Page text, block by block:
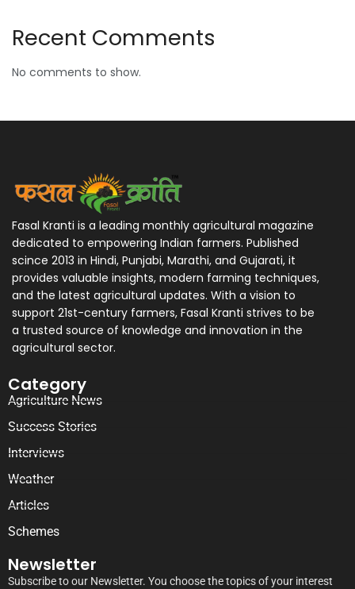
Recent Comments
No comments to show.
Fasal Kranti is a leading monthly agricultural magazine
dedicated to empowering Indian farmers. Published
scince 2013 in Hindi, Punjabi, Marathi, and Gujarati, it
provides valuable insights, modern farming techniques,
and the latest agricultural updates. With a vision to
support 21st-century farmers, Fasal Kranti strives to be
a trusted source of knowledge and innovation in the
agricultural sector.
Category
Agriculture News
Success Stories
Interviews
Weather
Articles
Schemes
Newsletter
Subscribe to our Newsletter. You choose the topics of your interest